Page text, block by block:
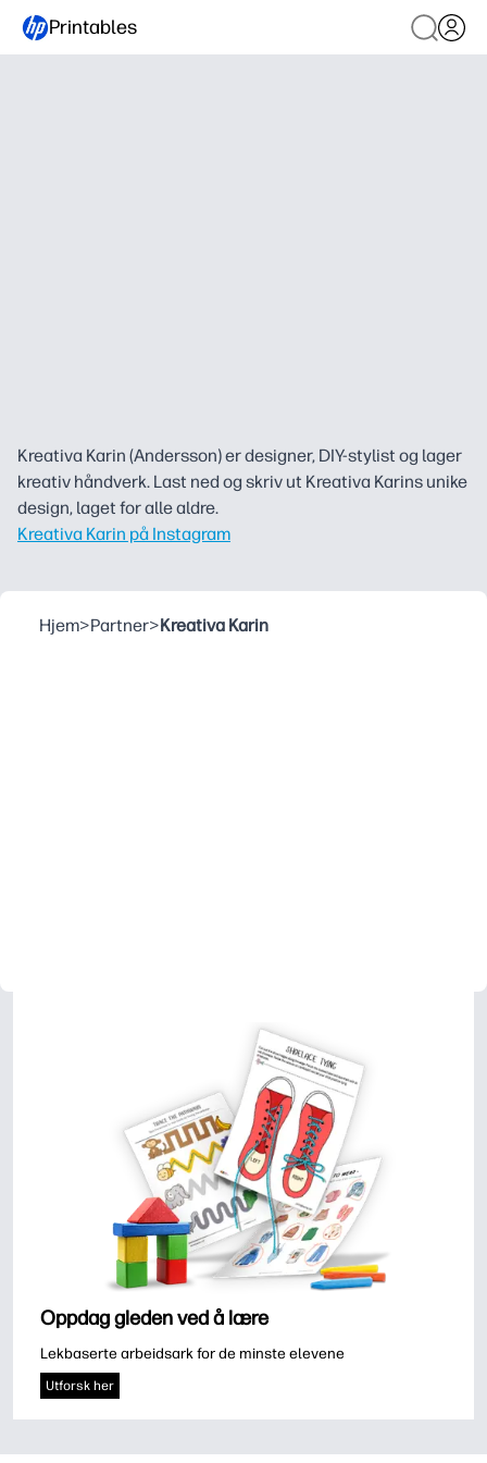
Printables
Kreativa Karin (Andersson) er designer, DIY-stylist og lager
kreativ håndverk. Last ned og skriv ut Kreativa Karins unike
design, laget for alle aldre.
Kreativa Karin på Instagram
Hjem>Partner>Kreativa Karin
Oppdag gleden ved å lære
Lekbaserte arbeidsark for de minste elevene
Utforsk her